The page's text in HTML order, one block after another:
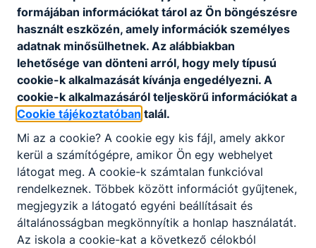
Azoknak a kreatív fiataloknak ajánljuk, akik
szeretnek alkotni. Folyamatos fejlődésre és
változatos munkára vágynak. A jó szakács
egyénisége felismerhető az általa készített
ételben.
KOMPETENCIAELVÁRÁS
Remek ízérzék, nagy terhelhetőség, jó stressztűrő
képesség, kiváló kommunikációs készség, a
szakma és a kollégák iránt tanúsított alázat,
problémamegoldó képesség, kreativitás,
együttműködő képesség.
formájában információkat tárol az Ön böngészésre
használt eszközén, amely információk személyes
adatnak minősülhetnek. Az alábbiakban
lehetősége van dönteni arról, hogy mely típusú
cookie-k alkalmazását kívánja engedélyezni. A
cookie-k alkalmazásáról teljeskörű információkat a
Cookie tájékoztatóban talál.
Mi az a cookie? A cookie egy kis fájl, amely akkor
kerül a számítógépre, amikor Ön egy webhelyet
látogat meg. A cookie-k számtalan funkcióval
rendelkeznek. Többek között információt gyűjtenek,
megjegyzik a látogató egyéni beállításait és
általánosságban megkönnyítik a honlap használatát.
Az iskola a cookie-kat a következő célokból